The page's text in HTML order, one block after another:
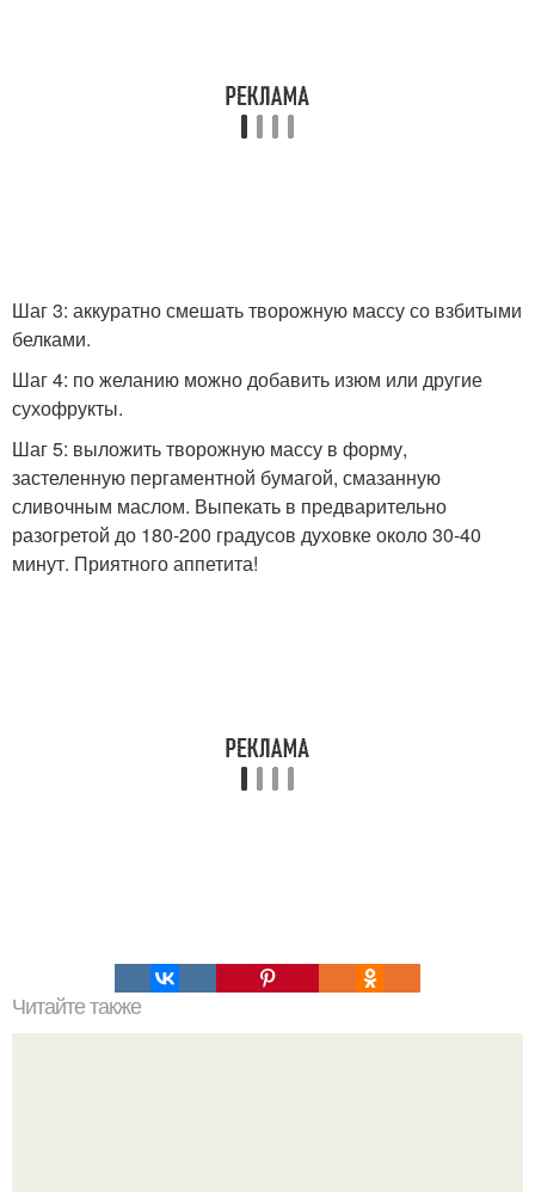
Шаг 3: аккуратно смешать творожную массу со взбитыми
белками.
Шаг 4: по желанию можно добавить изюм или другие
сухофрукты.
Шаг 5: выложить творожную массу в форму,
застеленную пергаментной бумагой, смазанную
сливочным маслом. Выпекать в предварительно
разогретой до 180-200 градусов духовке около 30-40
минут. Приятного аппетита!
Читайте также